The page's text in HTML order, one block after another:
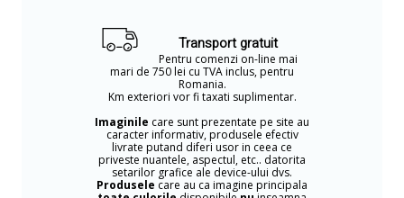
Transport gratuit
Pentru comenzi on-line mai
mari de 750 lei cu TVA inclus, pentru
Romania.
Km exteriori vor fi taxati suplimentar.
Imaginile care sunt prezentate pe site au
caracter informativ, produsele efectiv
livrate putand diferi usor in ceea ce
priveste nuantele, aspectul, etc.. datorita
setarilor grafice ale device-ului dvs.
Produsele care au ca imagine principala